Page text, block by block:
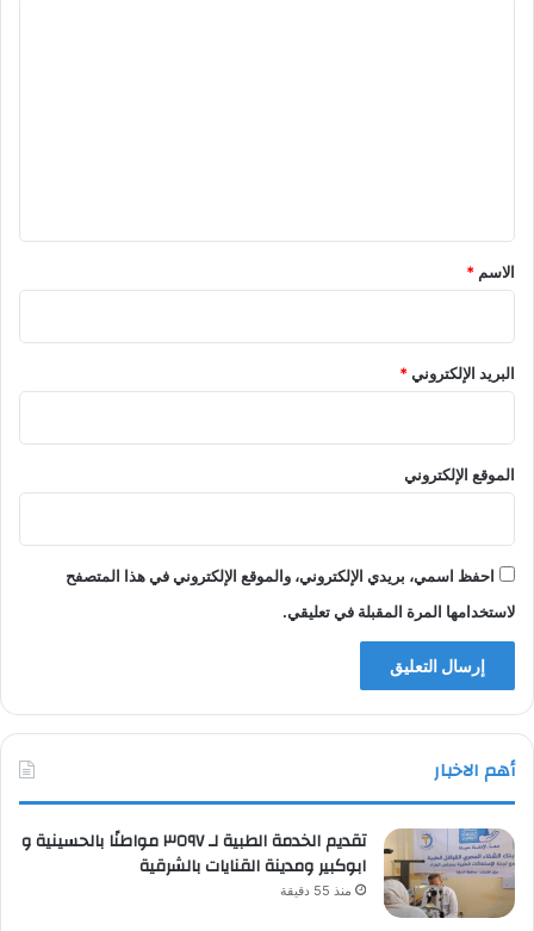
*
الاسم *
البريد الإلكتروني*
الموقع الإلكتروني
احفظ اسمي، بريدي الإلكتروني، والموقع الإلكتروني في هذا المتصفح
لاستخدامها المرة المقبلة في تعليقي.
أهم الاخبار
تقديم الخدمة الطبية لـ ٣٥٩٧ مواطنًا بالحسينية و
ابوكبير ومدينة القنايات بالشرقية
منذ 55 دقيقة